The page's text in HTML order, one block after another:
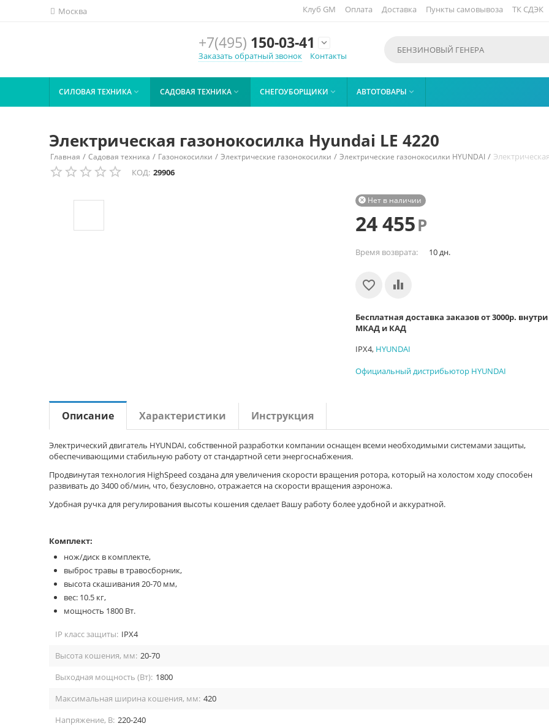
Москва Клуб GM Оплата Доставка Пункты самовывоза ТК СДЭК
+7(495) 150-03-41

Заказать обратный звонок
Контакты
СИЛОВАЯ ТЕХНИКА  САДОВАЯ ТЕХНИКА  СНЕГОУБОРЩИКИ  АВТОТОВАРЫ 
Электрическая газонокосилка Hyundai LE 4220
Главная / Садовая техника / Газонокосилки / Электрические газонокосилки / Электрические газонокосилки HYUNDAI /
КОД: 29906
Нет в наличии

24 455Р
Время возврата: 10 дн.
Бесплатная доставка заказов от 3000р. внутри
МКАД и КАД
IPX4, HYUNDAI
Официальный дистрибьютор HYUNDAI
Описание Характеристики Инструкция
Электрический двигатель HYUNDAI, собственной разработки компании оснащен всеми необходимыми системами защиты,
обеспечивающими стабильную работу от стандартной сети энергоснабжения.
Продвинутая технология HighSpeed создана для увеличения скорости вращения ротора, который на холостом ходу способен
развивать до 3400 об/мин, что, безусловно, отражается на скорости вращения аэроножа.
Удобная ручка для регулирования высоты кошения сделает Вашу работу более удобной и аккуратной.
Комплект:
нож/диск в комплекте,
выброс травы в травосборник,
высота скашивания 20-70 мм,
вес: 10.5 кг,
мощность 1800 Вт.
IP класс защиты: IPX4
Высота кошения, мм: 20-70
Выходная мощность (Вт): 1800
Максимальная ширина кошения, мм: 420
Напряжение, В: 220-240